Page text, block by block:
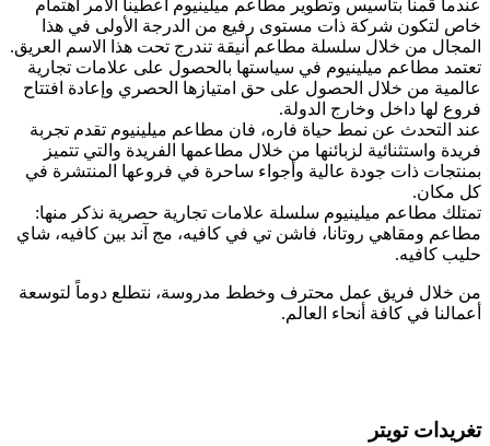
عندما قمنا بتأسيس وتطوير مطاعم ميلينيوم أعطينا الأمر اهتمام
خاص لتكون شركة ذات مستوى رفيع من الدرجة الأولى في هذا
المجال من خلال سلسلة مطاعم أنيقة تندرج تحت هذا الاسم العريق.
تعتمد مطاعم ميلينيوم في سياستها بالحصول على علامات تجارية
عالمية من خلال الحصول على حق امتيازها الحصري وإعادة افتتاح
فروع لها داخل وخارج الدولة.
عند التحدث عن نمط حياة فاره، فان مطاعم ميلينيوم تقدم تجربة
فريدة واستثنائية لزبائنها من خلال مطاعمها الفريدة والتي تتميز
بمنتجات ذات جودة عالية وأجواء ساحرة في فروعها المنتشرة في
كل مكان.
تمتلك مطاعم ميلينيوم سلسلة علامات تجارية حصرية نذكر منها:
مطاعم ومقاهي روتانا، فاشن تي في كافيه، مج آند بين كافيه، شاي
حليب كافيه.
من خلال فريق عمل محترف وخطط مدروسة، نتطلع دوماً لتوسعة
أعمالنا في كافة أنحاء العالم.
تغريدات تويتر